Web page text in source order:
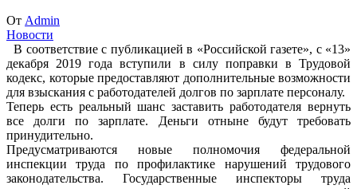
От Admin
Новости
В соответствие с публикацией в «Российской газете», с «13»
декабря 2019 года вступили в силу поправки в Трудовой
кодекс, которые предоставляют дополнительные возможности
для взыскания с работодателей долгов по зарплате персоналу.
Теперь есть реальный шанс заставить работодателя вернуть
все долги по зарплате. Деньги отныне будут требовать
принудительно.
Предусматриваются новые полномочия федеральной
инспекции труда по профилактике нарушений трудового
законодательства. Государственные инспекторы труда